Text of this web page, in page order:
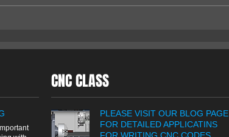
CNC CLASS
PLEASE VISIT OUR BLOG PAGE
FOR DETAILED APPLICATINS
FOR WRITING CNC CODES